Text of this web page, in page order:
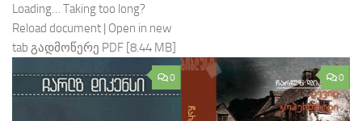
Loading… Taking too long?
Reload document | Open in new
tab გადმოწერე PDF [8.44 MB]
0 0